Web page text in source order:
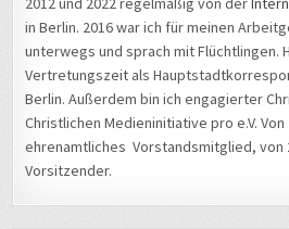
in Berlin. 2016 war ich für meinen
unterwegs und sprach mit Flüchtlingen.
Vertretungszeit als
Berlin. Außerdem bin ich engagierter
Christlichen Medieninitiative pro e.V. Von
ehrenamtliches Vorstandsmitglied, von
Vorsitzender.